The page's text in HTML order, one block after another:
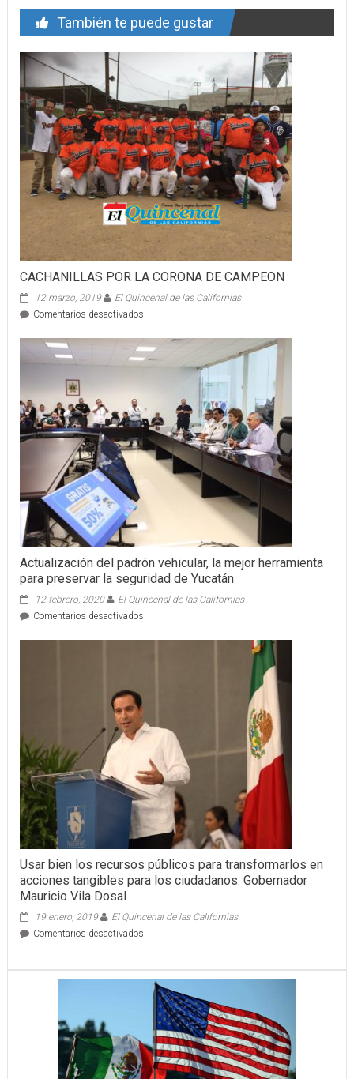
También te puede gustar
CACHANILLAS POR LA CORONA DE CAMPEON
12 marzo, 2019
El Quincenal de las Californias
Comentarios desactivadosen
POR
LA
CAMPEON
Actualización del padrón vehicular, la mejor herramienta
para preservar la seguridad de Yucatán
12 febrero, 2020
El Quincenal de las Californias
Comentarios desactivadosen
del
herramienta
para
preservar
la
seguridad
de
Yucatán
Usar bien los recursos públicos para transformarlos en
acciones tangibles para los ciudadanos: Gobernador
Mauricio Vila Dosal
19 enero, 2019
El Quincenal de las Californias
Comentarios desactivadosen
recursos
públicos
para
transformarlos
en
acciones
tangibles